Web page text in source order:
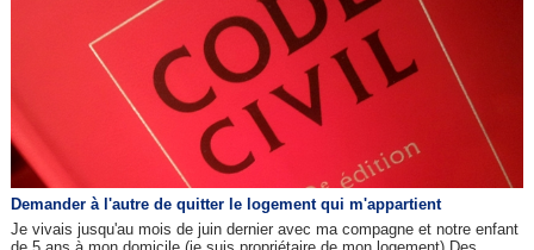
Demander à l'autre de quitter le logement qui m'appartient
Je vivais jusqu'au mois de juin dernier avec ma compagne et notre enfant